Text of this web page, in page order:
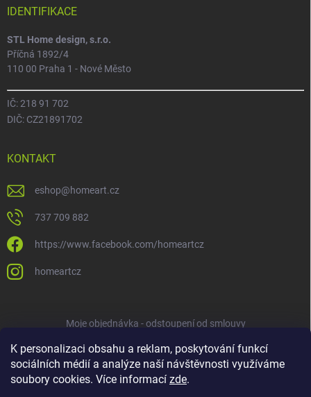
K personalizaci obsahu a reklam, poskytování funkcí
sociálních médií a analýze naší návštěvnosti využíváme
soubory cookies. Více informací zde.
IDENTIFIKACE
STL Home design, s.r.o.
Příčná 1892/4
110 00 Praha 1 - Nové Město
IČ: 218 91 702
DIČ: CZ21891702
KONTAKT
eshop@homeart.cz
737 709 882
https://www.facebook.com/homeartcz
homeartcz
Moje objednávka - odstoupení od smlouvy